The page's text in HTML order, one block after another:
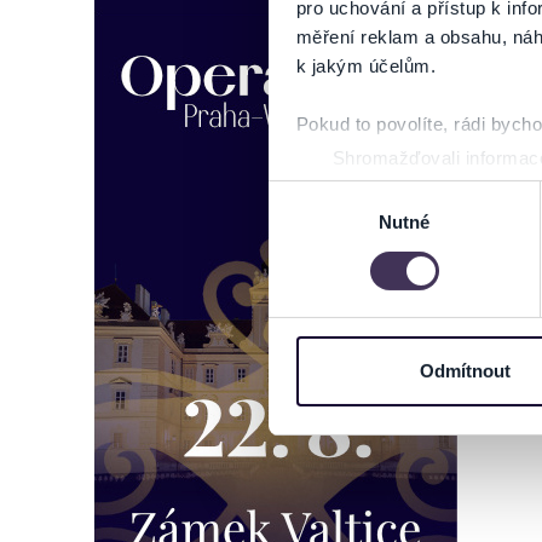
pro uchování a přístup k
měření reklam a obsahu,
k jakým účelům.
Pokud to povolíte, rádi
Shromažďovali
Identifikovali vaše
Zjistěte více o tom, jak
můžete kdykoliv změnit
informace o vašem zařízení
osobní údaje. Získané
Jaké typy cookies
můžete kdykoliv změnit v
Nutné
Odmítnout